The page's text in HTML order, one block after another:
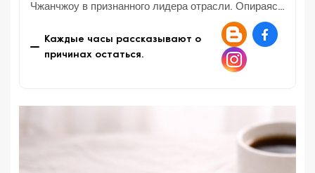
Чжанчжоу в признанного лидера отрасли. Опираясь
на богатое наследие нашей материнской компании,
Zhangzhou Tongyuan Electronics Co., Ltd.,
основанной в 1991 году, мы зарекомендовали себя
как полностью интегрированное экспортно-
Каждые часы рассказывают о
причинах остаться.